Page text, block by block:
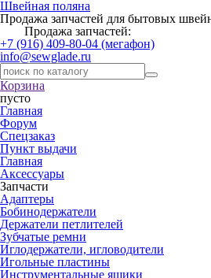
Швейная поляна
Продажа запчастей для бытовых
Продажа запчастей:
+7 (916) 409-80-04 (мегафон)
info@sewglade.ru
Корзина
пусто
Главная
Форум
Спецзаказ
Пункт выдачи
Главная
Аксессуары
Запчасти
Адаптеры
Бобинодержатели
Держатели петлителей
Зубчатые ремни
Иглодержатели, игловодители
Игольные пластины
Инструментальные ящики